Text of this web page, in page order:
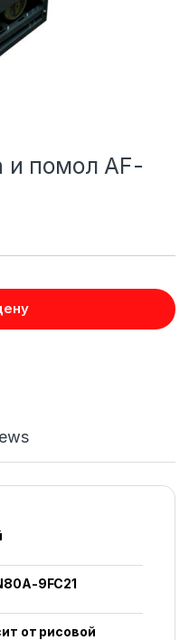
и помол AF-
9FC21
от рисовой